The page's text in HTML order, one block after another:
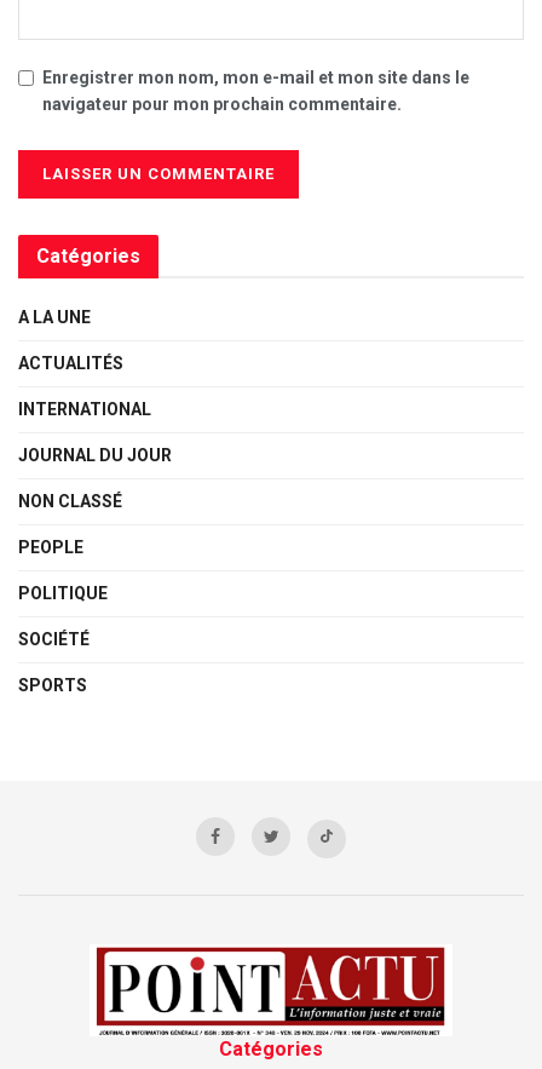
Enregistrer mon nom, mon e-mail et mon site dans le
navigateur pour mon prochain commentaire.
Catégories
A LA UNE
ACTUALITÉS
INTERNATIONAL
JOURNAL DU JOUR
NON CLASSÉ
PEOPLE
POLITIQUE
SOCIÉTÉ
SPORTS
Catégories